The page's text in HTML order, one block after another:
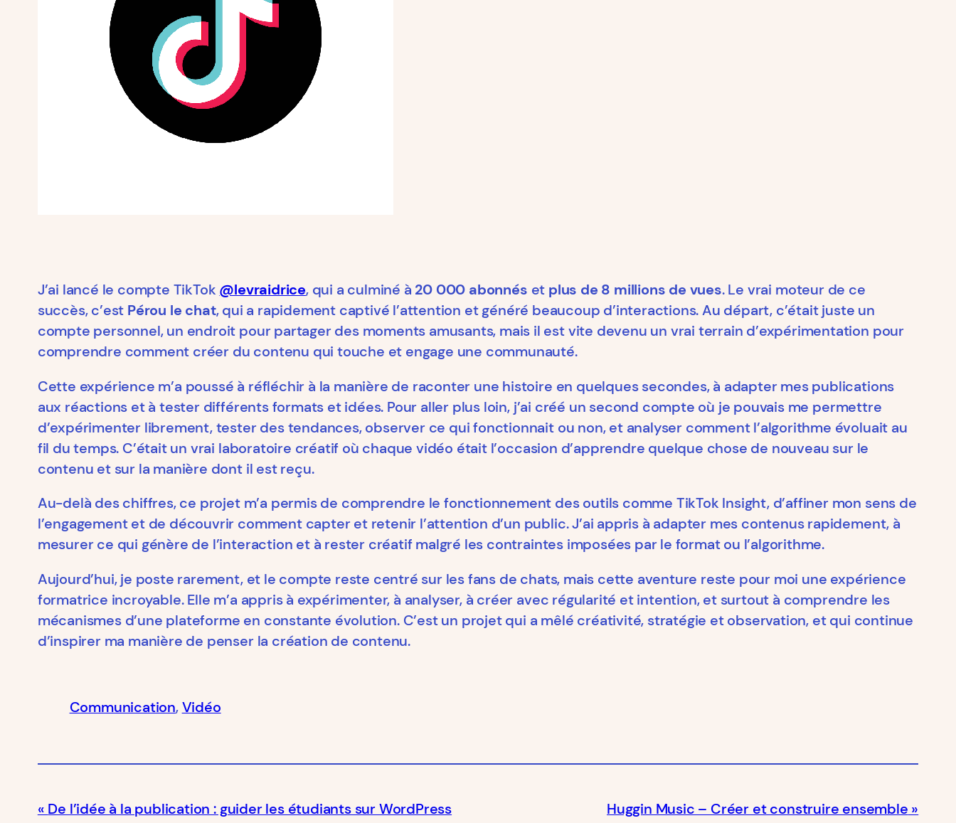
J’ai lancé le compte TikTok @levraidrice, qui a culminé à 20 000 abonnés et plus de 8 millions de vues. Le vrai moteur de ce
succès, c’est Pérou le chat, qui a rapidement captivé l’attention et généré beaucoup d’interactions. Au départ, c’était juste un
compte personnel, un endroit pour partager des moments amusants, mais il est vite devenu un vrai terrain d’expérimentation pour
comprendre comment créer du contenu qui touche et engage une communauté.
Cette expérience m’a poussé à réfléchir à la manière de raconter une histoire en quelques secondes, à adapter mes publications
aux réactions et à tester différents formats et idées. Pour aller plus loin, j’ai créé un second compte où je pouvais me permettre
d’expérimenter librement, tester des tendances, observer ce qui fonctionnait ou non, et analyser comment l’algorithme évoluait au
fil du temps. C’était un vrai laboratoire créatif où chaque vidéo était l’occasion d’apprendre quelque chose de nouveau sur le
contenu et sur la manière dont il est reçu.
Au-delà des chiffres, ce projet m’a permis de comprendre le fonctionnement des outils comme TikTok Insight, d’affiner mon sens de
l’engagement et de découvrir comment capter et retenir l’attention d’un public. J’ai appris à adapter mes contenus rapidement, à
mesurer ce qui génère de l’interaction et à rester créatif malgré les contraintes imposées par le format ou l’algorithme.
Aujourd’hui, je poste rarement, et le compte reste centré sur les fans de chats, mais cette aventure reste pour moi une expérience
formatrice incroyable. Elle m’a appris à expérimenter, à analyser, à créer avec régularité et intention, et surtout à comprendre les
mécanismes d’une plateforme en constante évolution. C’est un projet qui a mêlé créativité, stratégie et observation, et qui continue
d’inspirer ma manière de penser la création de contenu.
Communication, Vidéo
De l’idée à la publication : guider les étudiants sur WordPress Huggin Music – Créer et construire ensemble